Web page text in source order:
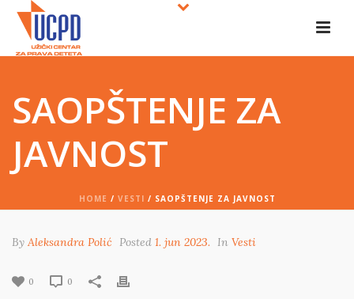
SAOPŠTENJE ZA
JAVNOST
HOME / VESTI / SAOPŠTENJE ZA JAVNOST
By Aleksandra Polić Posted 1. jun 2023. In Vesti
0 0